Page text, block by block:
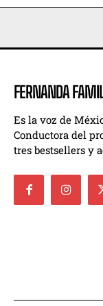
FERNANDA
Es la voz de
Conductora del
tres bestsellers y